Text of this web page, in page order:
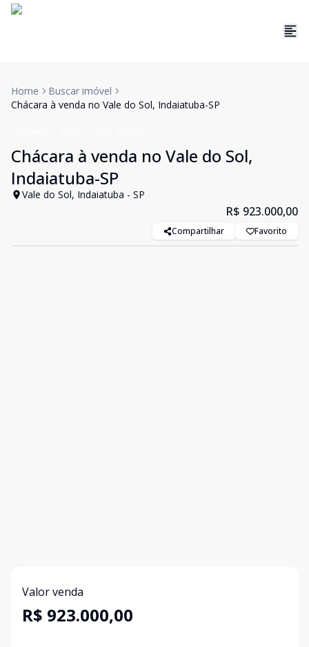
Home
Buscar imóvel
Chácara à venda no Vale do Sol, Indaiatuba-SP
Chácara à venda no Vale do Sol,
Indaiatuba-SP
Vale do Sol, Indaiatuba - SP
R$ 923.000,00
Compartilhar Favorito
Valor venda
R$ 923.000,00